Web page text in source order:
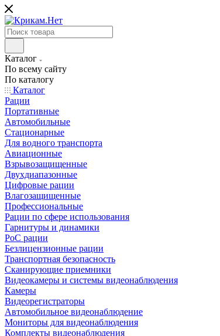
Каталог
По всему сайту
По каталогу
Каталог
Рации
Портативные
Автомобильные
Стационарные
Для водного транспорта
Авиационные
Взрывозащищенные
Двухдиапазонные
Цифровые рации
Влагозащищенные
Профессиональные
Рации по сфере использования
Гарнитуры и динамики
PoC рации
Безлицензионные рации
Транспортная безопасность
Сканирующие приемники
Видеокамеры и системы видеонаблюдения
Камеры
Видеорегистраторы
Автомобильное видеонаблюдение
Мониторы для видеонаблюдения
Комплекты видеонаблюдения